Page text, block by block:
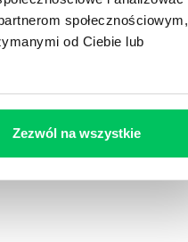
społecznościowym,
od Ciebie lub
Zezwól na wszystkie